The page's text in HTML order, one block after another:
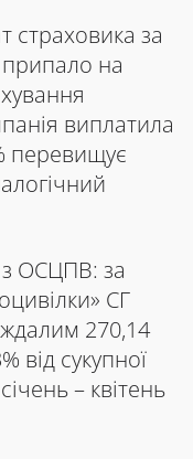
страховика за
припало на
виплатила
перевищує
ОСЦПВ: за
СГ
270,14
від сукупної
– квітень